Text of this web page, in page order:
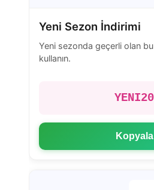
Yeni Sezon İndirimi
Yeni sezonda geçerli olan
kullanın.
YENI20
Kopyala